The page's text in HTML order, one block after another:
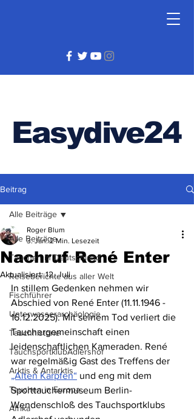
Easydive24
Beitrag
Alle Beiträge
Tauchen in Deutschland
Reiseberichte aus aller Welt
Fischführer
Unterwasserarchäologie
Tauchhistorie
TauchsportklubAdlershof
Arktis & Antarktis
Tauchen in Europa
Afrika
Alle Beiträge
Nachruf René Enter
Roger Blum
3. Jan. 2 Min. Lesezeit
Aktualisiert:12. Juli
In stillem Gedenken nehmen wir
Abschied von René Enter (11.11.1946 -
16.12.2025). Mit seinem Tod verliert die
Tauchergemeinschaft einen
leidenschaftlichen Kameraden. René
war regelmäßig Gast des Treffens der
„Alten Karpfen“ und eng mit dem
Sporttauchermuseum Berlin-
Wendenschloß des Tauchsportklubs